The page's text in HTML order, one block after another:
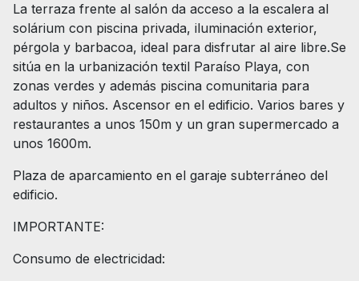
La terraza frente al salón da acceso a la escalera al
solárium con piscina privada, iluminación exterior,
pérgola y barbacoa, ideal para disfrutar al aire libre.Se
sitúa en la urbanización textil Paraíso Playa, con
zonas verdes y además piscina comunitaria para
adultos y niños. Ascensor en el edificio. Varios bares y
restaurantes a unos 150m y un gran supermercado a
unos 1600m.
Plaza de aparcamiento en el garaje subterráneo del
edificio.
IMPORTANTE:
Consumo de electricidad: